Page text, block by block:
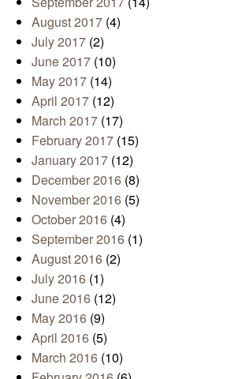
August 2017 (4)
July 2017 (2)
June 2017 (10)
May 2017 (14)
April 2017 (12)
March 2017 (17)
February 2017 (15)
January 2017 (12)
December 2016 (8)
November 2016 (5)
October 2016 (4)
September 2016 (1)
August 2016 (2)
July 2016 (1)
June 2016 (12)
May 2016 (9)
April 2016 (5)
March 2016 (10)